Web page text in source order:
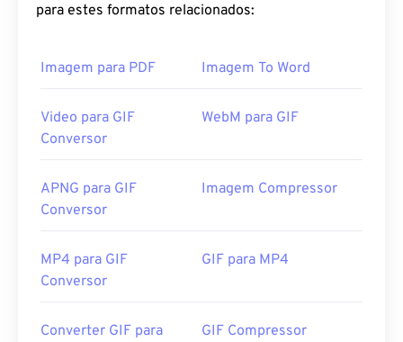
para estes formatos relacionados:
Imagem para PDF Imagem To Word
Video para GIF
Conversor
WebM para GIF
APNG para GIF
Conversor
Imagem Compressor
MP4 para GIF
Conversor
GIF para MP4
Converter GIF para
GIF Compressor